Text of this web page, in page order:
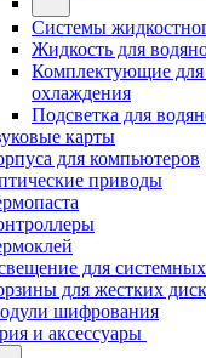
Системы
Жидкость для
Комплектующие для
охлаждения
Подсветка для
карты
для компьютеров
приводы
для
для жестких
шифрования
и аксессуары